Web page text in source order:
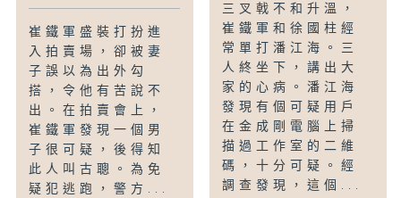
崔鐵軍盛裝打扮進
入拍賣場，卻被妻
子誤以為出外勾
搭，令他有苦說不
出。在拍賣會上，
崔鐵軍發現一個男
子很可疑，後得知
此人叫古聰。為免
疑犯逃跑，警方...
三叉戟不和升溫，
崔鐵軍和徐國柱經
常單打潘江海。三
人終坐下，講出大
家的心病。潘江海
發現有個可疑用戶
在金成剛電腦上掃
描過工作室的二維
碼，十分可疑。經
調查發現，這個...